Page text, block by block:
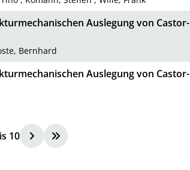
Auslegung von Castor-
Bernhard
Auslegung von Castor-
10